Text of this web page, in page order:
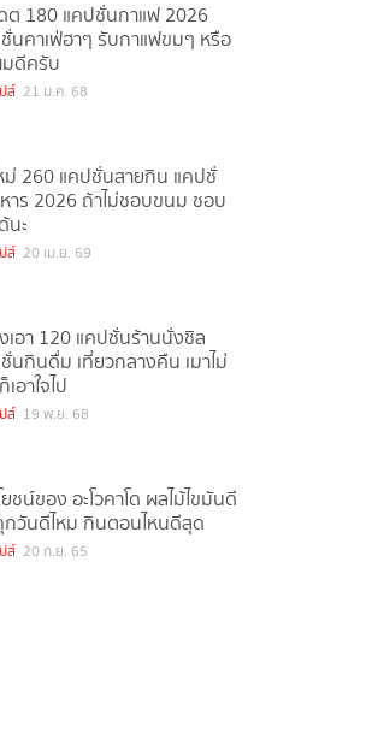
ต 180 แคปชั่นกาแฟ 2026
นคาเฟ่ฮาๆ รับกาแฟขมๆ หรือ
ดีครับ
ส์ 21 ม.ค. 68
ม่ 260 แคปชั่นสายกิน แคปชั่
าร 2026 ถ้าไม่ชอบขนม ชอบ
นะ
ส์ 20 เม.ย. 69
เอา 120 แคปชั่นร้านนั่งชิล
นกินดื่ม เที่ยวกลางคืน เมาไม่
เอาใจไป
ส์ 19 พ.ย. 68
ยชน์ของ อะโวคาโด ผลไม้ไขมันดี
วันดีไหม กินตอนไหนดีสุด
ส์ 20 ก.ย. 65